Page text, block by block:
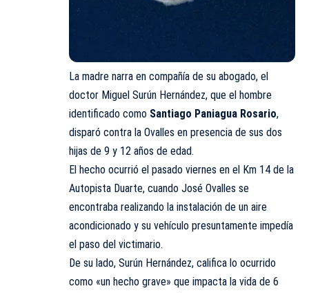
La madre narra en compañía de su abogado, el
doctor Miguel Surún Hernández, que el hombre
identificado como Santiago Paniagua Rosario,
disparó contra la Ovalles en presencia de sus dos
hijas de 9 y 12 años de edad.
El hecho ocurrió el pasado viernes en el Km 14 de la
Autopista Duarte, cuando José Ovalles se
encontraba realizando la instalación de un aire
acondicionado y su vehículo presuntamente impedía
el paso del victimario.
De su lado, Surún Hernández, califica lo ocurrido
como «un hecho grave» que impacta la vida de 6